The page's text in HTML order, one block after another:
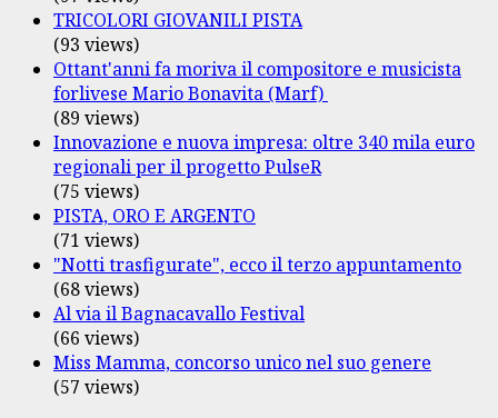
TRICOLORI GIOVANILI PISTA
(93 views)
Ottant'anni fa moriva il compositore e musicista
forlivese Mario Bonavita (Marf)
(89 views)
Innovazione e nuova impresa: oltre 340 mila euro
regionali per il progetto PulseR
(75 views)
PISTA, ORO E ARGENTO
(71 views)
"Notti trasfigurate", ecco il terzo appuntamento
(68 views)
Al via il Bagnacavallo Festival
(66 views)
Miss Mamma, concorso unico nel suo genere
(57 views)